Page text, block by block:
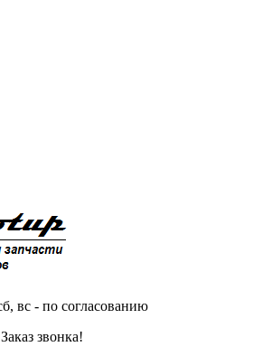
вс - по согласованию
Заказ звонка!